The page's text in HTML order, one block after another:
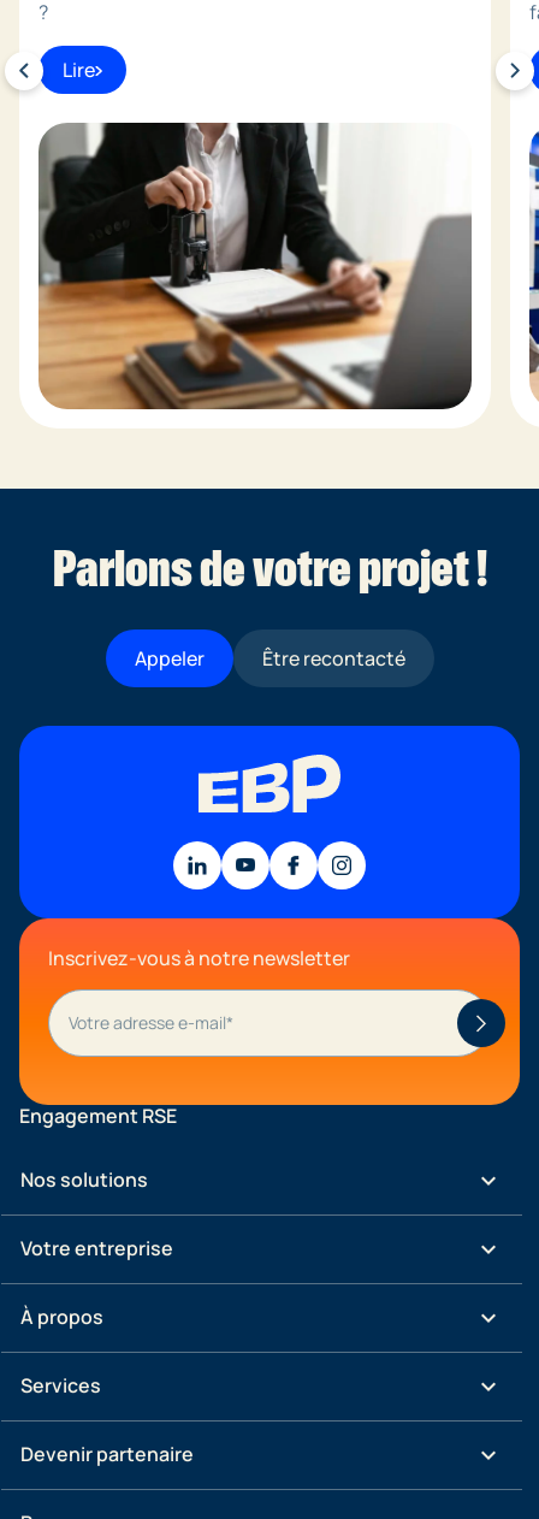
?
Lire
Parlons de votre projet !
Appeler Être recontacté
Inscrivez-vous à notre newsletter
Engagement RSE
Nos solutions keyboard_arrow_down
Votre entreprise keyboard_arrow_down
À propos keyboard_arrow_down
Services keyboard_arrow_down
Devenir partenaire keyboard_arrow_down